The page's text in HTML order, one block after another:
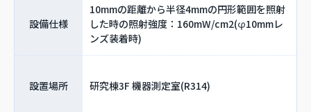
設備仕様
10mmの距離から半径4mmの円形範囲を照射
した時の照射強度：160mW/cm2(φ10mmレ
ンズ装着時)
設置場所 研究棟3F 機器測定室(R314)